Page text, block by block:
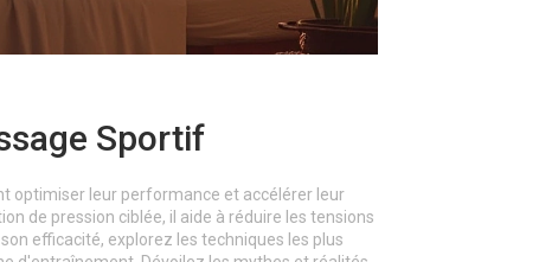
Sportif
optimiser leur performance et accélérer leur
de pression ciblée, il aide à réduire les tensions
efficacité, explorez les techniques les plus